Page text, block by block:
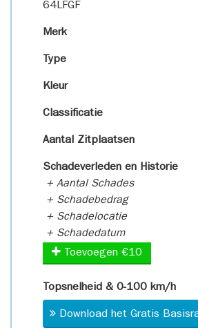
64LFGF
Merk
Type
Kleur
Classificatie
Aantal Zitplaatsen
Schadeverleden en Historie
+ Aantal Schades
+ Schadebedrag
+ Schadelocatie
+ Schadedatum
Toevoegen €10
Topsnelheid & 0-100 km/h
Download het Gratis